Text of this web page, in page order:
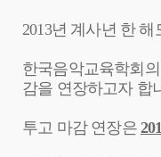
2013년 계사년 한
한국음악교육학회
감을 연장하고자 합
투고 마감 연장은